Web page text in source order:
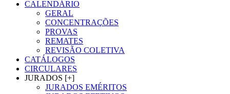
CALENDÁRIO
GERAL
CONCENTRAÇÕES
PROVAS
REMATES
REVISÃO COLETIVA
CATÁLOGOS
CIRCULARES
JURADOS [+]
JURADOS EMÉRITOS